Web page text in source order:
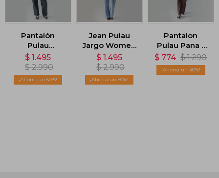
Pantalón
Pulau
Gabardina SK8
Dama - Negro
$ 1.495
$ 2.990
50
Jean Pulau
Jargo Women
- Azul
$ 1.495
$ 2.990
50
Pantalon
Pulau Pana -
Marrón
$ 774 $ 1.290
40